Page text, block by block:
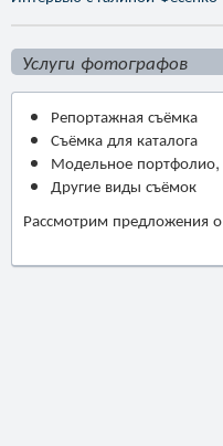
Услуги фотографов
Репортажная съёмка
Съёмка для каталога
Модельное
Другие виды съёмок
Рассмотрим предложения о